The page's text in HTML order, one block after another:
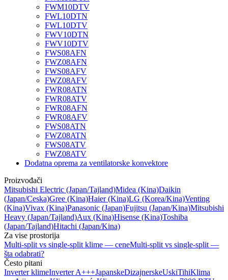
FWM10DTV
FWL10DTN
FWL10DTV
FWV10DTN
FWV10DTV
FWS08AFN
FWZ08AFN
FWS08AFV
FWZ08AFV
FWR08ATN
FWR08ATV
FWR08AFN
FWR08AFV
FWS08ATN
FWZ08ATN
FWS08ATV
FWZ08ATV
Dodatna oprema za ventilatorske konvektore
Proizvođači
Mitsubishi Electric (Japan/Tajland)Midea (Kina)Daikin
(Japan/Ceska)Gree (Kina)Haier (Kina)LG (Korea/Kina)Venting
(Kina)Vivax (Kina)Panasonic (Japan)Fujitsu (Japan/Kina)Mitsubishi
Heavy (Japan/Tajland)Aux (Kina)Hisense (Kina)Toshiba
(Japan/Tajland)Hitachi (Japan/Kina)
Za vise prostorija
Multi-split vs single-split klime — ceneMulti-split vs single-split —
šta odabrati?
Često pitani
Inverter klimeInverter A+++JapanskeDizajnerskeUskiTihiKlima